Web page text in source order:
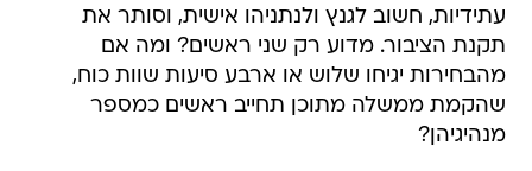
עתידיות, חשוב לגנץ ולנתניהו אישית, וסותר את
תקנת הציבור. מדוע רק שני ראשים? ומה אם
מהבחירות יגיחו שלוש או ארבע סיעות שוות כוח,
שהקמת ממשלה מתוכן תחייב ראשים כמספר
מנהיגיהן?